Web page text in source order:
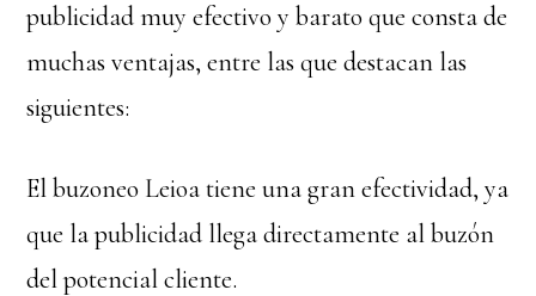
publicidad muy efectivo y barato que consta de
muchas ventajas, entre las que destacan las
siguientes:
El buzoneo Leioa tiene una gran efectividad, ya
que la publicidad llega directamente al buzón
del potencial cliente.